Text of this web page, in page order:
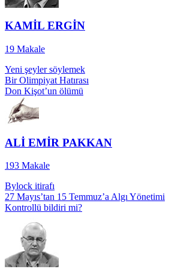
KAMİL ERGİN
19 Makale
Yeni şeyler söylemek
Bir Olimpiyat Hatırası
Don Kişot’un ölümü
ALİ EMİR PAKKAN
193 Makale
Bylock itirafı
27 Mayıs’tan 15 Temmuz’a Algı Yönetimi
Kontrollü bildiri mi?